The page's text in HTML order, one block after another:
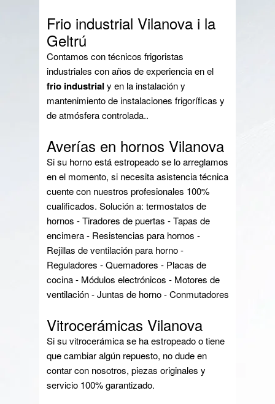
Frio industrial Vilanova i la
Geltrú
Contamos con técnicos frigoristas
industriales con años de experiencia en el
frio industrial y en la instalación y
mantenimiento de instalaciones frigoríficas y
de atmósfera controlada..
Averías en hornos Vilanova
Si su horno está estropeado se lo arreglamos
en el momento, si necesita asistencia técnica
cuente con nuestros profesionales 100%
cualificados. Solución a: termostatos de
hornos - Tiradores de puertas - Tapas de
encimera - Resistencias para hornos -
Rejillas de ventilación para horno -
Reguladores - Quemadores - Placas de
cocina - Módulos electrónicos - Motores de
ventilación - Juntas de horno - Conmutadores
Vitrocerámicas Vilanova
Si su vitrocerámica se ha estropeado o tiene
que cambiar algún repuesto, no dude en
contar con nosotros, piezas originales y
servicio 100% garantizado.